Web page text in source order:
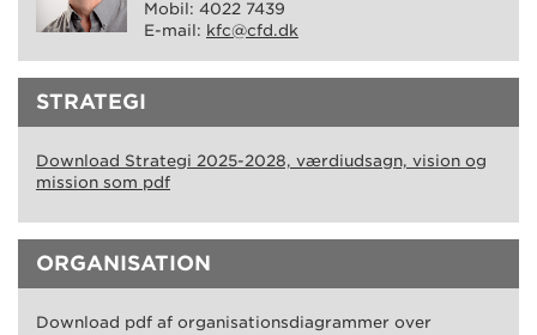
Mobil: 4022 7439
E-mail: kfc@cfd.dk
STRATEGI
Download Strategi 2025-2028, værdiudsagn, vision og
mission som pdf
ORGANISATION
Download pdf af organisationsdiagrammer over